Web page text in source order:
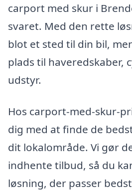
carport med skur i
svaret. Med den rette
blot et sted til din bil,
plads til haveredskaber,
udstyr.
Hos carport-med-skur-
dig med at finde de
dit lokalområde. Vi gør
indhente tilbud, så du
løsning, der passer